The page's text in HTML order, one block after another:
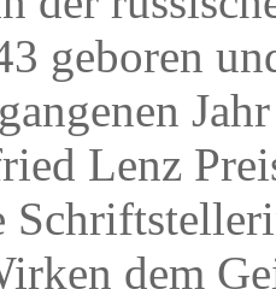
geboren
Lenz
dem